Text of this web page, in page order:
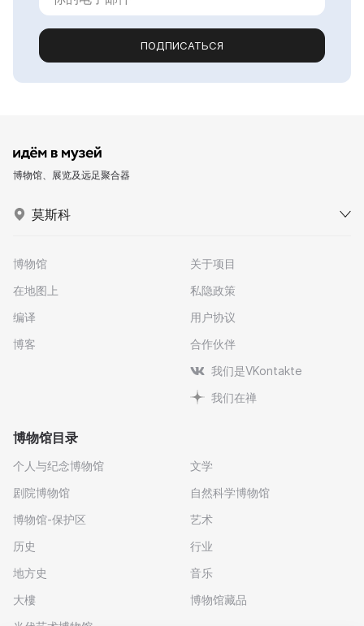
ПОДПИСАТЬСЯ
博物馆、展览及远足聚合器
莫斯科
博物馆
在地图上
编译
博客
关于项目
私隐政策
用户协议
合作伙伴
我们是VKontakte
我们在禅
博物馆目录
个人与纪念博物馆
剧院博物馆
博物馆-保护区
历史
地方史
大樓
文学
自然科学博物馆
艺术
行业
音乐
博物馆藏品